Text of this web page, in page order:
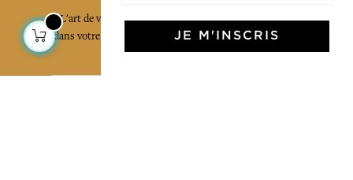
L'art de vivre JAMINI raconté avec poésie et élégance
dans votre boîte mail. Inscrivez vous à notre newsletter
et rentrez dans l'univers Jamini.
JE M'INSCRIS